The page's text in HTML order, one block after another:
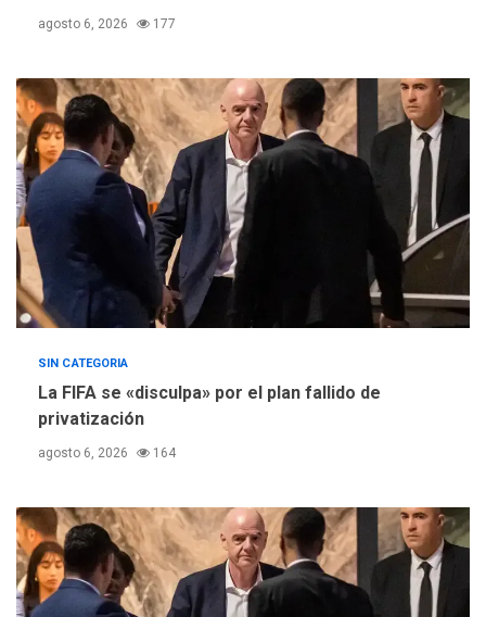
5
ÚLTIMA HORA
Concejo Municipal de
Mariño respalda a Cámara
de Comercio para reforma
de Ley de Puerto Libre
agosto 6, 2026 177
SIN CATEGORIA
La FIFA se «disculpa» por el plan fallido de
privatización
agosto 6, 2026 164